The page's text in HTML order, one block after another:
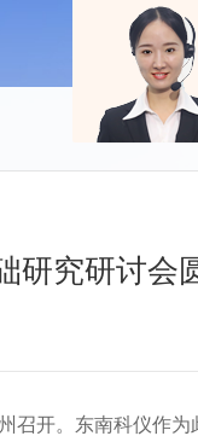
研究研讨会
召开。 东南科仪作为